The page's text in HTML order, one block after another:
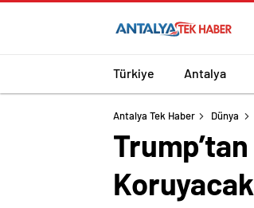
Türkiye Antalya
Antalya Tek Haber Dünya
Koruyacak